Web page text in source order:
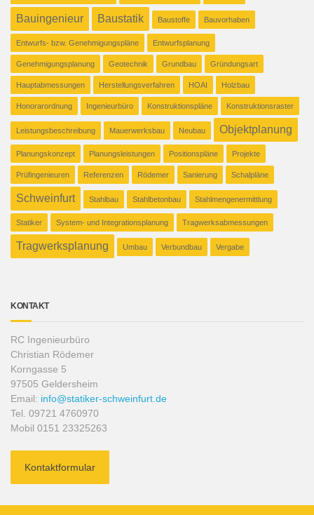
Bauingenieur Baustatik Baustoffe Bauvorhaben
Entwurfs- bzw. Genehmigungspläne Entwurfsplanung
Genehmigungsplanung Geotechnik Grundbau Gründungsart
Hauptabmessungen Herstellungsverfahren HOAI Holzbau
Honorarordnung Ingenieurbüro Konstruktionspläne Konstruktionsraster
Leistungsbeschreibung Mauerwerksbau Neubau Objektplanung
Planungskonzept Planungsleistungen Positionspläne Projekte
Prüfingenieuren Referenzen Rödemer Sanierung Schalpläne
Schweinfurt Stahlbau Stahlbetonbau Stahlmengenermittlung
Statiker System- und Integrationsplanung Tragwerksabmessungen
Tragwerksplanung Umbau Verbundbau Vergabe
KONTAKT
RC Ingenieurbüro
Christian Rödemer
Korngasse 5
97505 Geldersheim
Email: info@statiker-schweinfurt.de
Tel. 09721 4760970
Mobil 0151 23325263
Kontaktformular